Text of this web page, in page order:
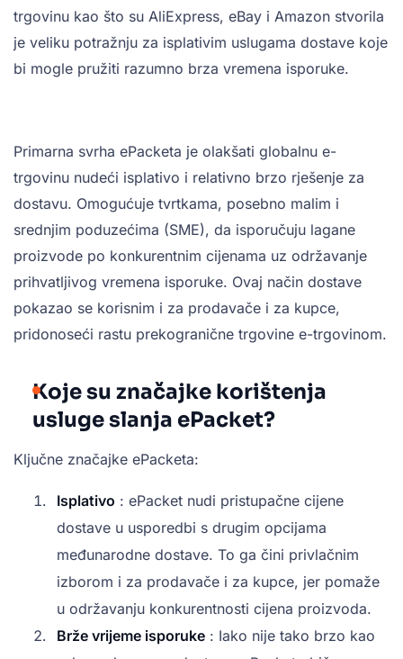
trgovinu kao što su AliExpress, eBay i Amazon stvorila
je veliku potražnju za isplativim uslugama dostave koje
bi mogle pružiti razumno brza vremena isporuke.
Primarna svrha ePacketa je olakšati globalnu e-
trgovinu nudeći isplativo i relativno brzo rješenje za
dostavu. Omogućuje tvrtkama, posebno malim i
srednjim poduzećima (SME), da isporučuju lagane
proizvode po konkurentnim cijenama uz održavanje
prihvatljivog vremena isporuke. Ovaj način dostave
pokazao se korisnim i za prodavače i za kupce,
pridonoseći rastu prekogranične trgovine e-trgovinom.
Koje su značajke korištenja
usluge slanja ePacket?
Ključne značajke ePacketa:
Isplativo : ePacket nudi pristupačne cijene
dostave u usporedbi s drugim opcijama
međunarodne dostave. To ga čini privlačnim
izborom i za prodavače i za kupce, jer pomaže
u održavanju konkurentnosti cijena proizvoda.
Brže vrijeme isporuke : Iako nije tako brzo kao